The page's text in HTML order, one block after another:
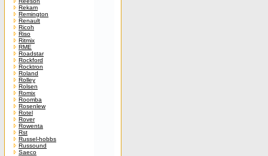
Rekam
Remington
Renault
Ricoh
Riso
Ritmix
RME
Roadstar
Rockford
Rocktron
Roland
Rolley
Rolsen
Romix
Roomba
Rosenlew
Rotel
Rover
Rowenta
Rst
Russel-hobbs
Russound
Saeco